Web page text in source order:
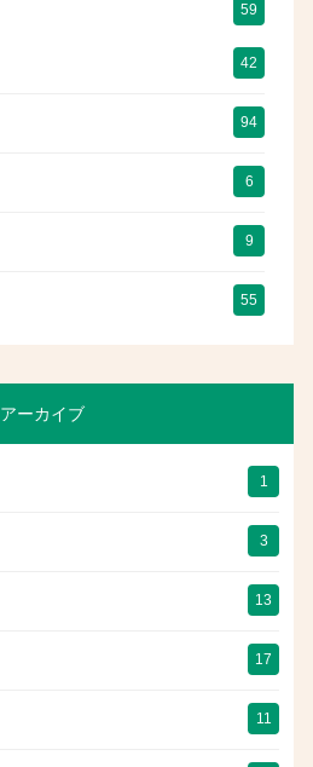
59
42
94
6
9
55
アーカイブ
1
3
13
17
11